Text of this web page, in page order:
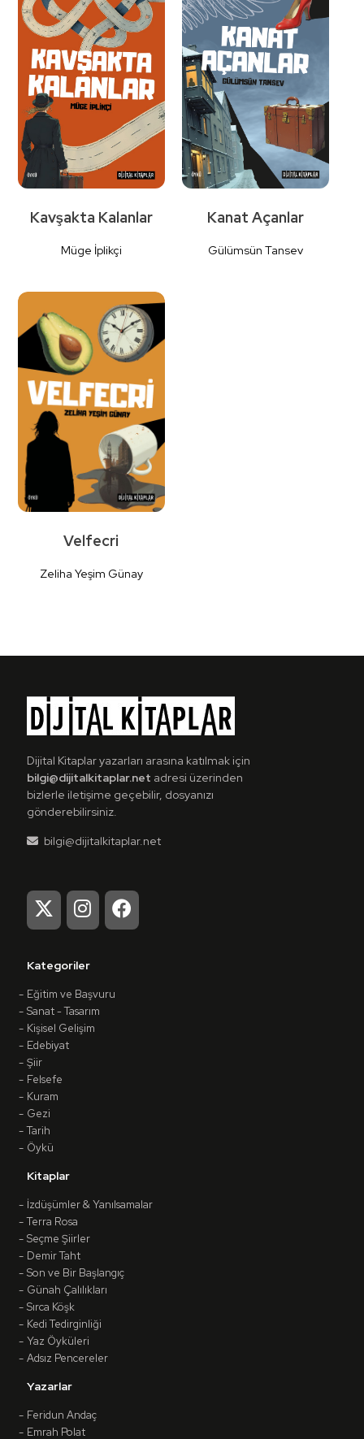
Detaylı
İncele
Detaylı
İncele
Detaylı
İncele
Kavşakta Kalanlar
Müge İplikçi
Kanat Açanlar
Gülümsün Tansev
Detaylı
İncele
Velfecri
Zeliha Yeşim Günay
Dijital Kitaplar yazarları arasına katılmak için
bilgi@dijitalkitaplar.net adresi üzerinden
bizlerle iletişime geçebilir, dosyanızı
gönderebilirsiniz.
bilgi@dijitalkitaplar.net
Kategoriler
Eğitim ve Başvuru
Sanat - Tasarım
Kişisel Gelişim
Edebiyat
Şiir
Felsefe
Kuram
Gezi
Tarih
Öykü
Kitaplar
İzdüşümler & Yanılsamalar
Terra Rosa
Seçme Şiirler
Demir Taht
Son ve Bir Başlangıç
Günah Çalılıkları
Sırca Köşk
Kedi Tedirginliği
Yaz Öyküleri
Adsız Pencereler
Yazarlar
Feridun Andaç
Emrah Polat